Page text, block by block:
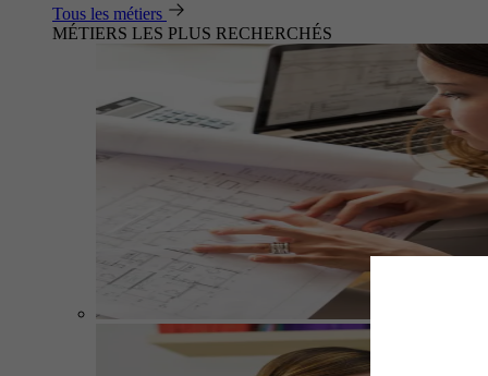
Tous les métiers
MÉTIERS LES PLUS RECHERCHÉS